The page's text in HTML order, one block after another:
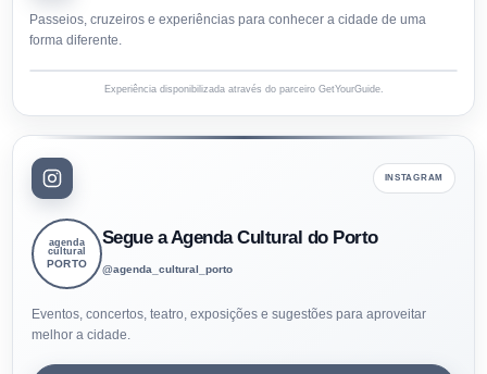
Passeios, cruzeiros e experiências para conhecer a cidade de uma
forma diferente.
Experiência disponibilizada através do parceiro GetYourGuide.
INSTAGRAM
agenda
cultural
PORTO
Segue a Agenda Cultural do Porto
@agenda_cultural_porto
Eventos, concertos, teatro, exposições e sugestões para aproveitar
melhor a cidade.